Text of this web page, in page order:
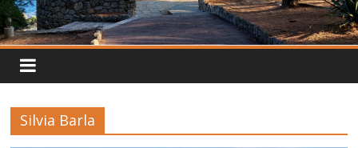
Silvia Barla